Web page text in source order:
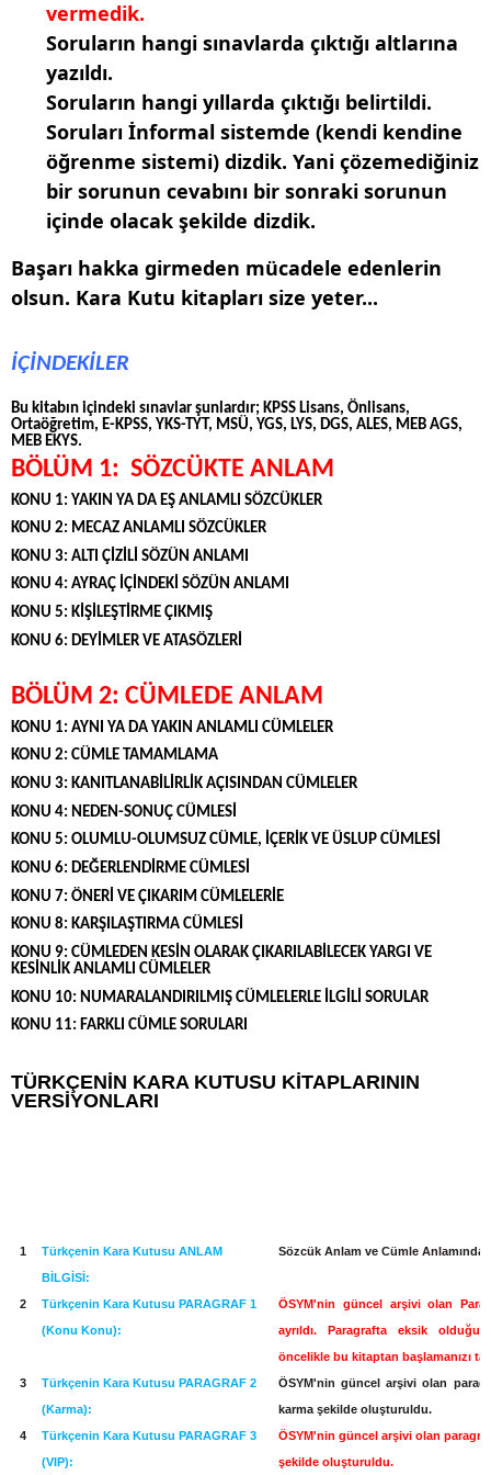
vermedik.
Soruların hangi sınavlarda çıktığı altlarına
yazıldı.
Soruların hangi yıllarda çıktığı belirtildi.
Soruları İnformal sistemde (kendi kendine
öğrenme sistemi) dizdik. Yani çözemediğiniz
bir sorunun cevabını bir sonraki sorunun
içinde olacak şekilde dizdik.
Başarı hakka girmeden mücadele edenlerin
olsun. Kara Kutu kitapları size yeter...
İÇİNDEKİLER
Bu kitabın içindeki sınavlar şunlardır; KPSS Lisans, Önlisans,
Ortaöğretim, E-KPSS, YKS-TYT, MSÜ, YGS, LYS, DGS, ALES, MEB AGS,
MEB EKYS.
BÖLÜM 1: SÖZCÜKTE ANLAM
KONU 1: YAKIN YA DA EŞ ANLAMLI SÖZCÜKLER
KONU 2: MECAZ ANLAMLI SÖZCÜKLER
KONU 3: ALTI ÇİZİLİ SÖZÜN ANLAMI
KONU 4: AYRAÇ İÇİNDEKİ SÖZÜN ANLAMI
KONU 5: KİŞİLEŞTİRME ÇIKMIŞ
KONU 6: DEYİMLER VE ATASÖZLERİ
BÖLÜM 2: CÜMLEDE ANLAM
KONU 1: AYNI YA DA YAKIN ANLAMLI CÜMLELER
KONU 2: CÜMLE TAMAMLAMA
KONU 3: KANITLANABİLİRLİK AÇISINDAN CÜMLELER
KONU 4: NEDEN-SONUÇ CÜMLESİ
KONU 5: OLUMLU-OLUMSUZ CÜMLE, İÇERİK VE ÜSLUP CÜMLESİ
KONU 6: DEĞERLENDİRME CÜMLESİ
KONU 7: ÖNERİ VE ÇIKARIM CÜMLELERİE
KONU 8: KARŞILAŞTIRMA CÜMLESİ
KONU 9: CÜMLEDEN KESİN OLARAK ÇIKARILABİLECEK YARGI VE
KESİNLİK ANLAMLI CÜMLELER
KONU 10: NUMARALANDIRILMIŞ CÜMLELERLE İLGİLİ SORULAR
KONU 11: FARKLI CÜMLE SORULARI
TÜRKÇENİN KARA KUTUSU KİTAPLARININ
VERSİYONLARI
1
Türkçenin Kara Kutusu ANLAM
BİLGİSİ:
Sözcük Anlam ve Cümle
2
Türkçenin Kara Kutusu PARAGRAF 1
(Konu Konu):
ÖSYM'nin güncel arşivi olan
ayrıldı. Paragrafta eksik
öncelikle bu kitaptan başlamanızı
3
Türkçenin Kara Kutusu PARAGRAF 2
(Karma):
ÖSYM'nin güncel arşivi olan
karma şekilde oluşturuldu.
4
Türkçenin Kara Kutusu PARAGRAF 3
(VIP):
ÖSYM'nin güncel arşivi olan
şekilde oluşturuldu.